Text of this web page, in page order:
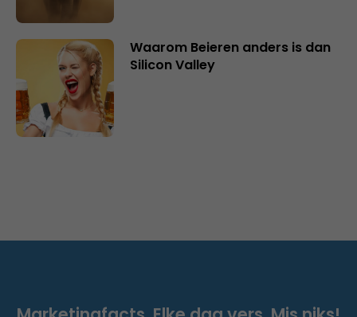
Waarom Beieren anders is dan
Silicon Valley